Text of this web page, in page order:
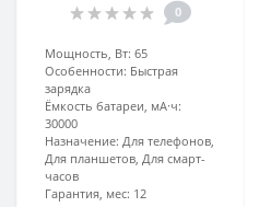
0
Мощность, Вт: 65
Особенности: Быстрая
зарядка
Ёмкость батареи, мА·ч:
30000
Назначение: Для телефонов,
Для планшетов, Для смарт-
часов
Гарантия, мес: 12